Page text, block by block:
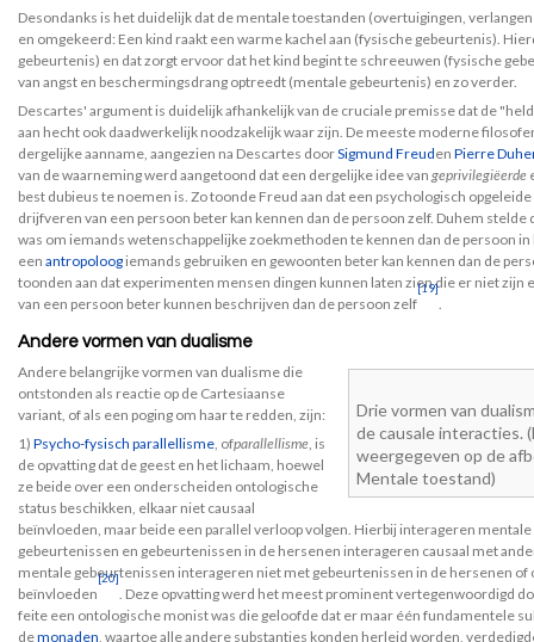
Desondanks is het duidelijk dat de mentale toestanden (overtuigingen,
en omgekeerd: Een kind raakt een warme kachel aan (fysische gebeurtenis).
gebeurtenis) en dat zorgt ervoor dat het kind begint te schreeuwen (fysische
van angst en beschermingsdrang optreedt (mentale gebeurtenis) en zo verder.
Descartes' argument is duidelijk afhankelijk van de cruciale premisse dat de
aan hecht ook daadwerkelijk noodzakelijk waar zijn. De meeste moderne
dergelijke aanname, aangezien na Descartes doorSigmund Freuden Pierre
van de waarneming werd aangetoond dat een dergelijke idee van geprivilegiëerde
best dubieus te noemen is. Zo toonde Freud aan dat een psychologisch
drijfveren van een persoon beter kan kennen dan de persoon zelf. Duhem stelde
was om iemands wetenschappelijke zoekmethoden te kennen dan de persoon
een antropoloog iemands gebruiken en gewoonten beter kan kennen dan de
toonden aan dat experimenten mensen dingen kunnen laten zien die er niet zijn
van een persoon beter kunnen beschrijven dan de persoon zelf
[19]
.
Andere vormen van dualisme
Drie vormen van
de causale interacties.
weergegeven op de
Mentale toestand)
Andere belangrijke vormen van dualisme die
ontstonden als reactie op de Cartesiaanse
variant, of als een poging om haar te redden, zijn:
1) Psycho-fysisch parallellisme, ofparallellisme, is
de opvatting dat de geest en het lichaam, hoewel
ze beide over een onderscheiden ontologische
status beschikken, elkaar niet causaal
beïnvloeden, maar beide een parallel verloop volgen. Hierbij interageren
gebeurtenissen en gebeurtenissen in de hersenen interageren causaal met
mentale gebeurtenissen interageren niet met gebeurtenissen in de hersenen of
beïnvloeden
[20]
. Deze opvatting werd het meest prominent vertegenwoordigd
feite een ontologische monist was die geloofde dat er maar één fundamentele
demonaden, waartoe alle andere substanties konden herleid worden,